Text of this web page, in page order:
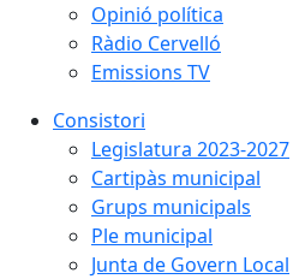
Opinió política
Ràdio Cervelló
Emissions TV
Consistori
Legislatura 2023-2027
Cartipàs municipal
Grups municipals
Ple municipal
Junta de Govern Local